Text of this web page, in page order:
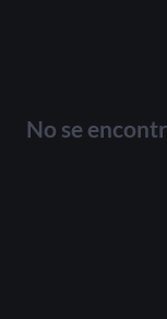
No se